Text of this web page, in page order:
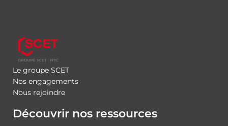
Le groupe SCET
Nos engagements
Nous rejoindre
Découvrir nos ressources